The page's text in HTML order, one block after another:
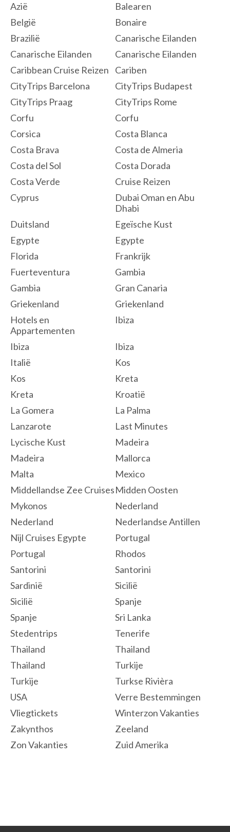
Azië
Balearen
België
Bonaire
Brazilië
Canarische Eilanden
Canarische Eilanden
Canarische Eilanden
Caribbean Cruise Reizen
Cariben
CityTrips Barcelona
CityTrips Budapest
CityTrips Praag
CityTrips Rome
Corfu
Corfu
Corsica
Costa Blanca
Costa Brava
Costa de Almeria
Costa del Sol
Costa Dorada
Costa Verde
Cruise Reizen
Cyprus
Dubai Oman en Abu
Dhabi
Duitsland
Egeïsche Kust
Egypte
Egypte
Florida
Frankrijk
Fuerteventura
Gambia
Gambia
Gran Canaria
Griekenland
Griekenland
Hotels en
Appartementen
Ibiza
Ibiza
Ibiza
Italië
Kos
Kos
Kreta
Kreta
Kroatië
La Gomera
La Palma
Lanzarote
Last Minutes
Lycische Kust
Madeira
Madeira
Mallorca
Malta
Mexico
Middellandse Zee CruisesMidden Oosten
Mykonos
Nederland
Nederland
Nederlandse Antillen
Nijl Cruises Egypte
Portugal
Portugal
Rhodos
Santorini
Santorini
Sardinië
Sicilië
Sicilië
Spanje
Spanje
Sri Lanka
Stedentrips
Tenerife
Thailand
Thailand
Thailand
Turkije
Turkije
Turkse Rivièra
USA
Verre Bestemmingen
Vliegtickets
Winterzon Vakanties
Zakynthos
Zeeland
Zon Vakanties
Zuid Amerika